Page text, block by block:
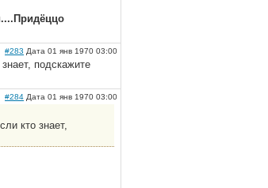
#283 Дата 01 янв 1970 03:00
подскажите
#284 Дата 01 янв 1970 03:00
кто знает,